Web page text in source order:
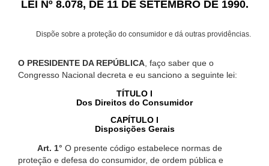
LEI Nº 8.078, DE 11 DE SETEMBRO DE 1990.
Dispõe sobre a proteção do consumidor e dá outras providências.
O PRESIDENTE DA REPÚBLICA , faço saber que o
Congresso Nacional decreta e eu sanciono a seguinte lei:
TÍTULO I
Dos Direitos do Consumidor
CAPÍTULO I
Disposições Gerais
Art. 1° O presente código estabelece normas de
proteção e defesa do consumidor, de ordem pública e